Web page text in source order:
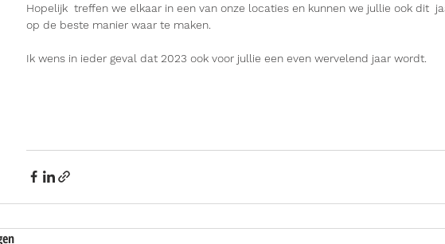
Hopelijk  treffen we elkaar in een van onze locaties en kunnen we jullie ook dit
op de beste manier waar te maken.
Ik wens in ieder geval dat 2023 ook voor jullie een even wervelend jaar wordt.